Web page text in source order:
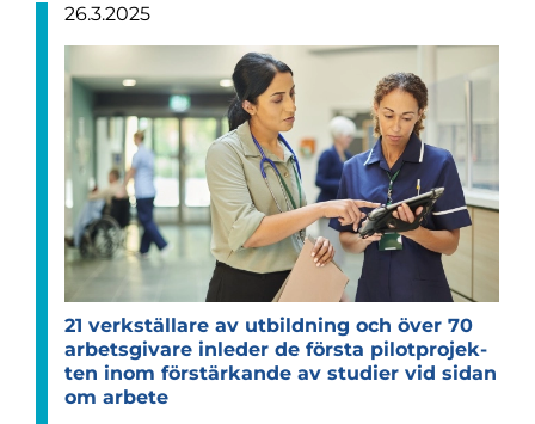
26.3.2025
21 verk­stäl­lare av utbild­ning och över 70
arbets­gi­vare inle­der de första pilot­pro­jek­
ten inom för­stär­kande av stu­dier vid sidan
om arbete